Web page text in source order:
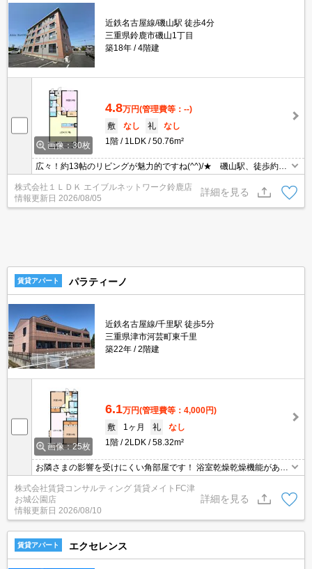
近鉄名古屋線/磯山駅 徒歩4分
三重県鈴鹿市磯山1丁目
築18年
4階建
画像：30枚
4.8万円(管理費等：--)
敷
なし 礼
なし
1階
1LDK 50.76m²
広々！約13帖のリビングが魅力的ですね(^^)/★ 磯山駅、徒歩約5
分の距離で通勤に便利です★ お問い合わせはグリーンの看板「エ
イブル」まで☆
株式会社１ＬＤＫ エイブルネットワーク鈴鹿店
情報更新日 2026/08/05
詳細を見る
賃貸アパート パラティーノ
近鉄名古屋線/千里駅 徒歩5分
三重県津市河芸町東千里
築22年
2階建
画像：25枚
6.1万円(管理費等：4,000円)
敷
1ヶ月 礼
なし
1階
2LDK 58.32m²
お隣さまの影響を受けにくい角部屋です！ 浴室乾燥乾燥機能があれ
ば、天気がすぐれない雨予報の日でも安心して、短時間で洗濯物を
乾かすことができます◎
株式会社賃貸コンサルティング 賃貸メイトFC津
お城公園店
情報更新日 2026/08/10
詳細を見る
賃貸アパート エクセレンス